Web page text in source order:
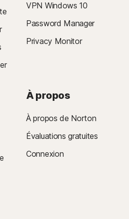
VPN Windows 10
Password Manager
Privacy Monitor
À propos
À propos de Norton
Évaluations gratuites
Connexion